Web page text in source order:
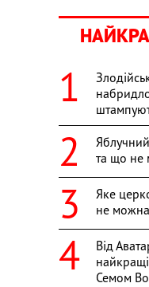
та що не
Яке
не
Від
Семом